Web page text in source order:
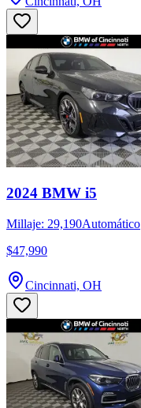
2024 BMW i5
Millaje: 29,190Automático
$47,990
Cincinnati, OH